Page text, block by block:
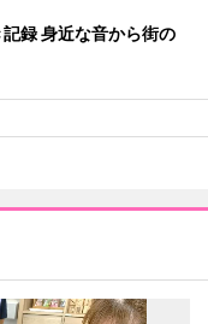
録 身近な音から街の